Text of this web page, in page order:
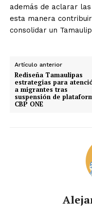
además de aclarar
esta manera
consolidar un
Artículo anterior
Rediseña Tamaulipas
estrategias para
a migrantes tras
suspensión de
CBP ONE